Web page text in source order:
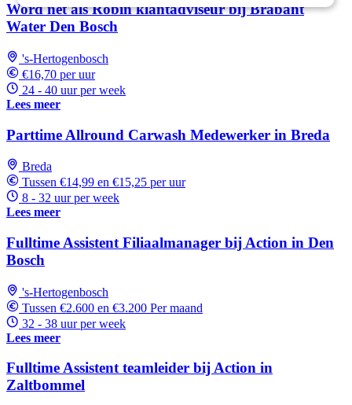
Word net als Robin klantadviseur bij Brabant
Water Den Bosch
's-Hertogenbosch
€16,70 per uur
24 - 40 uur per week
Lees meer
Parttime Allround Carwash Medewerker in Breda
Breda
Tussen €14,99 en €15,25 per uur
8 - 32 uur per week
Lees meer
Fulltime Assistent Filiaalmanager bij Action in Den
Bosch
's-Hertogenbosch
Tussen €2.600 en €3.200 Per maand
32 - 38 uur per week
Lees meer
Fulltime Assistent teamleider bij Action in
Zaltbommel